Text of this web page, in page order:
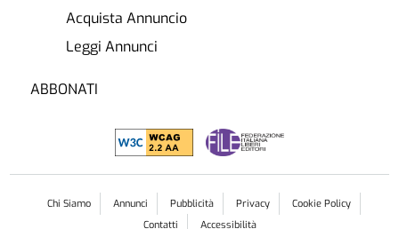
Acquista Annuncio
Leggi Annunci
ABBONATI
Chi Siamo Annunci Pubblicità Privacy
Cookie Policy
Contatti
Accessibilità